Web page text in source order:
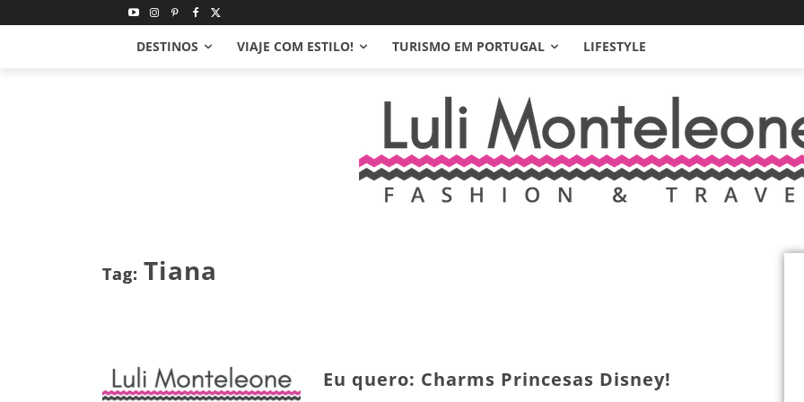
DESTINOS VIAJE COM ESTILO! TURISMO EM PORTUGAL LIFESTYLE
Tag: Tiana
Eu quero: Charms Princesas Disney!